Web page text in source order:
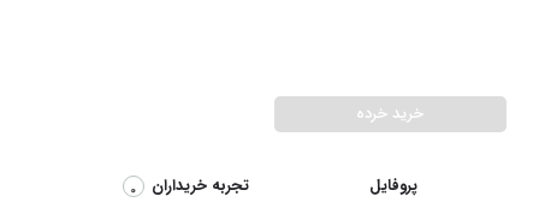
خرید خرده
پروفایل تجربه خریداران 0